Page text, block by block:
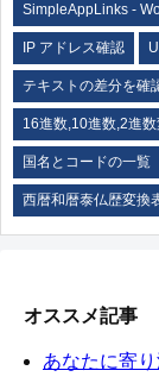
SimpleAppLinks -
IP アドレス確認
テキストの差分を確
16進数,10進数,2進
国名とコードの一覧
西暦和暦泰仏歴変換
オススメ記事
あなたに寄